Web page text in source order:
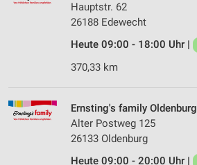
Hauptstr. 62
26188 Edewecht
Heute 09:00 - 18:00 Uhr |
370,33 km
Ernsting's family Oldenburg
Alter Postweg 125
26133 Oldenburg
Heute 09:00 - 20:00 Uhr |